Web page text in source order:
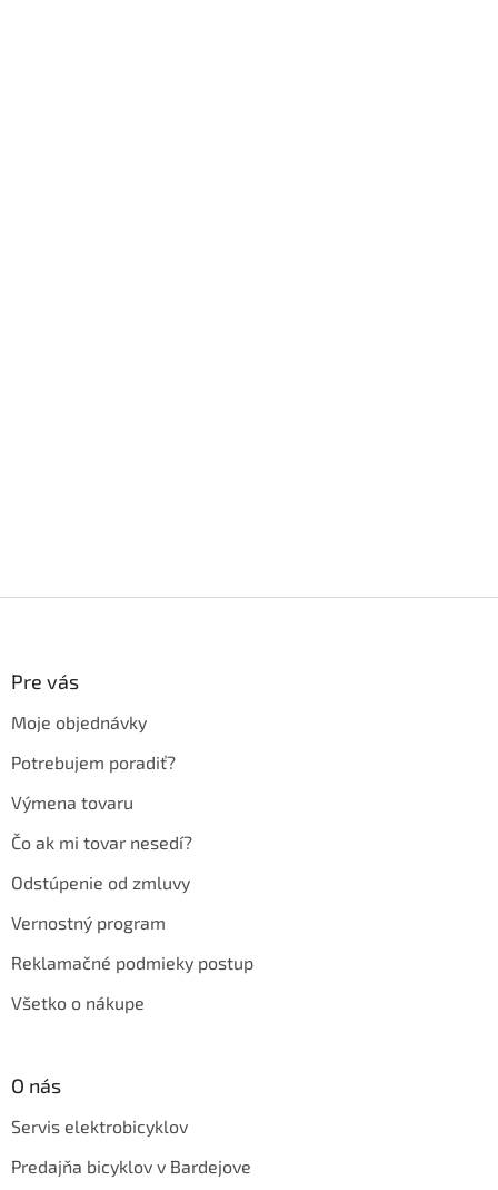
Pre vás
Moje objednávky
Potrebujem poradiť?
Výmena tovaru
Čo ak mi tovar nesedí?
Odstúpenie od zmluvy
Vernostný program
Reklamačné podmieky postup
Všetko o nákupe
O nás
Servis elektrobicyklov
Predajňa bicyklov v Bardejove